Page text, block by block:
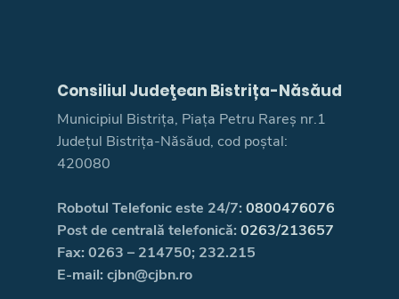
Consiliul Judeţean Bistrița-Năsăud
Municipiul Bistrița, Piața Petru Rareș nr.1
Județul Bistrița-Năsăud, cod poștal:
420080
Robotul Telefonic este 24/7: 0800476076
Post de centrală telefonică: 0263/213657
Fax: 0263 – 214750; 232.215
E-mail: cjbn@cjbn.ro